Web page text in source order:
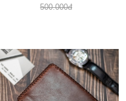
500.000đ